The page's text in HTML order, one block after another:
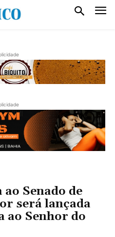
Senado de
será lançada
ao Senhor do